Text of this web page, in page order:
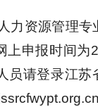
力资源管理专
上申报时间为
员请登录江苏